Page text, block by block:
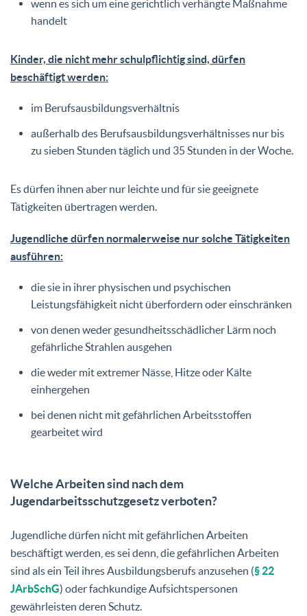
wenn es sich um eine gerichtlich verhängte Maßnahme
handelt
Kinder, die nicht mehr schulpflichtig sind, dürfen
beschäftigt werden:
im Berufsausbildungsverhältnis
außerhalb des Berufsausbildungsverhältnisses nur bis
zu sieben Stunden täglich und 35 Stunden in der Woche.
Es dürfen ihnen aber nur leichte und für sie geeignete
Tätigkeiten übertragen werden.
Jugendliche dürfen normalerweise nur solche Tätigkeiten
ausführen:
die sie in ihrer physischen und psychischen
Leistungsfähigkeit nicht überfordern oder einschränken
von denen weder gesundheitsschädlicher Lärm noch
gefährliche Strahlen ausgehen
die weder mit extremer Nässe, Hitze oder Kälte
einhergehen
bei denen nicht mit gefährlichen Arbeitsstoffen
gearbeitet wird
Welche Arbeiten sind nach dem
Jugendarbeitsschutzgesetz verboten?
Jugendliche dürfen nicht mit gefährlichen Arbeiten
beschäftigt werden, es sei denn, die gefährlichen Arbeiten
sind als ein Teil ihres Ausbildungsberufs anzusehen (§ 22
JArbSchG) oder fachkundige Aufsichtspersonen
gewährleisten deren Schutz.